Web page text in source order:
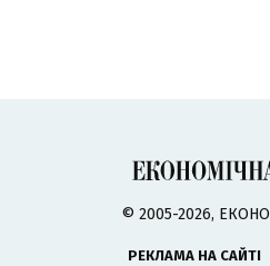
© 2005-2026,
РЕКЛАМА НА САЙТІ